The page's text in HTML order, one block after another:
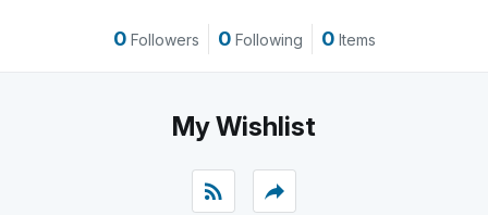
0 Followers 0 Following 0 Items
My Wishlist
rss_feed reply